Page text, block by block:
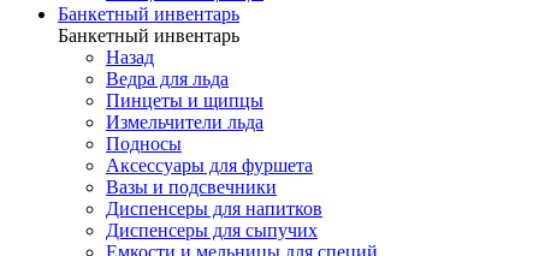
Банкетный инвентарь
Банкетный инвентарь
Назад
Ведра для льда
Пинцеты и щипцы
Измельчители льда
Подносы
Аксессуары для фуршета
Вазы и подсвечники
Диспенсеры для напитков
Диспенсеры для сыпучих
Емкости и мельницы для специй